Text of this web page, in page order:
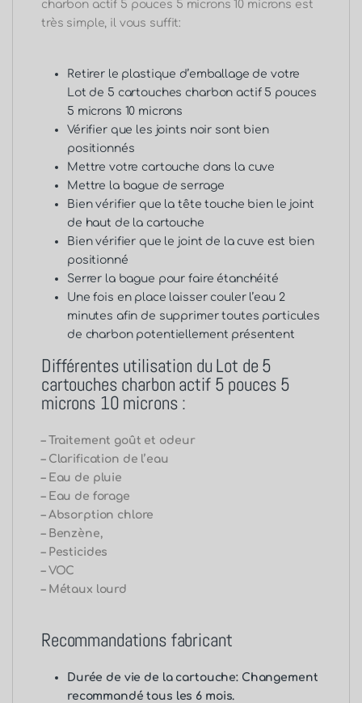
charbon actif 5 pouces 5 microns 10 microns est
très simple, il vous suffit:
Retirer le plastique d’emballage de votre
Lot de 5 cartouches charbon actif 5 pouces
5 microns 10 microns
Vérifier que les joints noir sont bien
positionnés
Mettre votre cartouche dans la cuve
Mettre la bague de serrage
Bien vérifier que la tête touche bien le joint
de haut de la cartouche
Bien vérifier que le joint de la cuve est bien
positionné
Serrer la bague pour faire étanchéité
Une fois en place laisser couler l’eau 2
minutes afin de supprimer toutes particules
de charbon potentiellement présentent
Différentes utilisation du Lot de 5
cartouches charbon actif 5 pouces 5
microns 10 microns :
– Traitement goût et odeur
– Clarification de l’eau
– Eau de pluie
– Eau de forage
– Absorption chlore
– Benzène,
– Pesticides
– VOC
– Métaux lourd
Recommandations fabricant
Durée de vie de la cartouche: Changement
recommandé tous les 6 mois.